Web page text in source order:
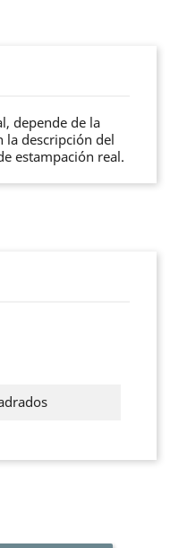
depende de la
la descripción del
estampación real.